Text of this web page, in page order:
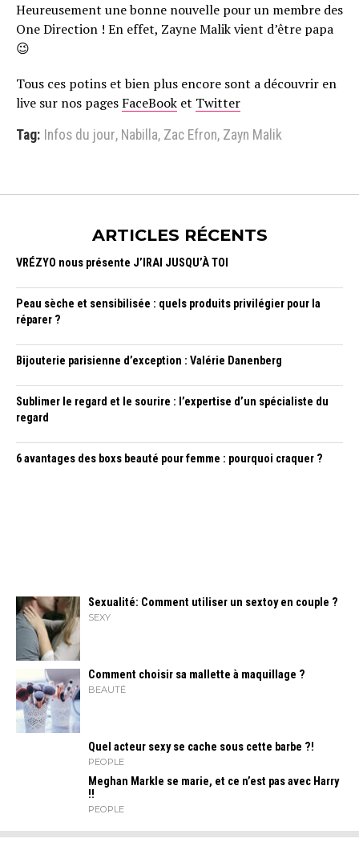
Heureusement une bonne nouvelle pour un membre des
One Direction ! En effet, Zayne Malik vient d’être papa
😉
Tous ces potins et bien plus encore sont a découvrir en
live sur nos pages FaceBook et Twitter
Tag: Infos du jour, Nabilla, Zac Efron, Zayn Malik
ARTICLES RÉCENTS
VRÉZYO nous présente J’IRAI JUSQU’À TOI
Peau sèche et sensibilisée : quels produits privilégier pour la
réparer ?
Bijouterie parisienne d’exception : Valérie Danenberg
Sublimer le regard et le sourire : l’expertise d’un spécialiste du
regard
6 avantages des boxs beauté pour femme : pourquoi craquer ?
Sexualité: Comment utiliser un sextoy en couple ?
SEXY
Comment choisir sa mallette à maquillage ?
BEAUTÉ
Quel acteur sexy se cache sous cette barbe ?!
PEOPLE
Meghan Markle se marie, et ce n’est pas avec Harry
!!
PEOPLE